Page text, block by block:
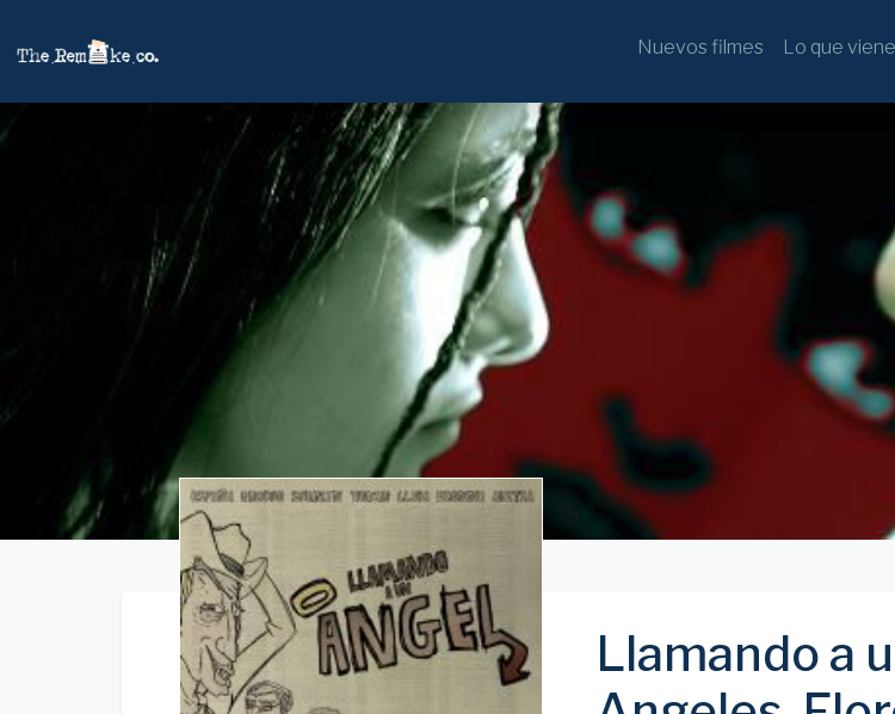
Nuevos filmes Lo que viene
Llamando a